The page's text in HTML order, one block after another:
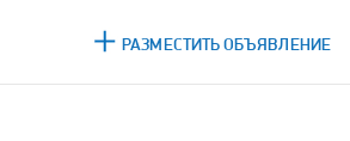
РАЗМЕСТИТЬ ОБЪЯВЛЕНИЕ